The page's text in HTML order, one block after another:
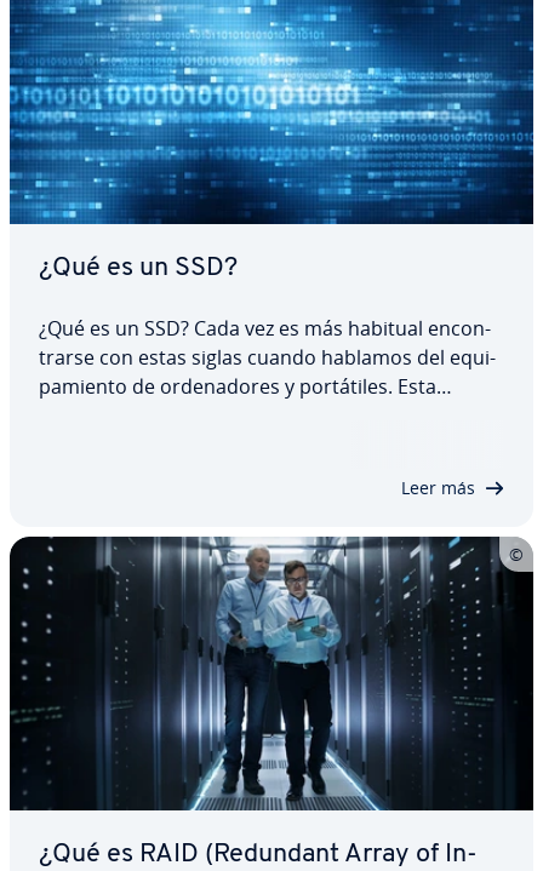
¿Qué es un SSD?
¿Qué es un SSD? Cada vez es más habitual en­co­n­
trar­se con estas siglas cuando hablamos del equi­
pa­mie­n­to de or­de­na­do­res y po­r­tá­ti­les. Esta
Leer más
¿Qué es RAID (Redundant Array of In­